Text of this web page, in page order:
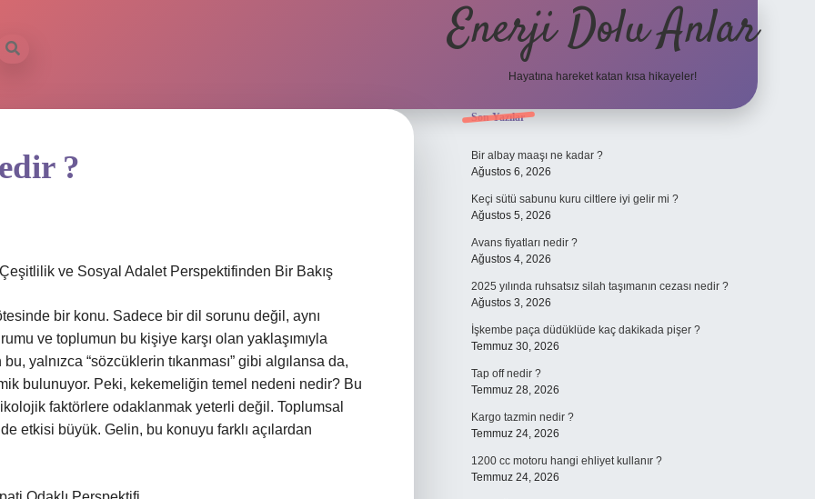
Enerji Dolu Anlar
Hayatına hareket katan kısa hikayeler!
?
ve Sosyal Adalet Perspektifinden Bir Bakış
bir konu. Sadece bir dil sorunu değil, aynı
ve toplumun bu kişiye karşı olan yaklaşımıyla
yalnızca “sözcüklerin tıkanması” gibi algılansa da,
bulunuyor. Peki, kekemeliğin temel nedeni nedir? Bu
faktörlere odaklanmak yeterli değil. Toplumsal
etkisi büyük. Gelin, bu konuyu farklı açılardan
Sidebar
Son Yazılar
Bir albay maaşı ne kadar ?
Ağustos 6, 2026
Keçi sütü sabunu kuru ciltlere iyi gelir mi ?
Ağustos 5, 2026
Avans fiyatları nedir ?
Ağustos 4, 2026
2025 yılında ruhsatsız silah taşımanın cezası nedir ?
Ağustos 3, 2026
İşkembe paça düdüklüde kaç dakikada pişer ?
Temmuz 30, 2026
Tap off nedir ?
Temmuz 28, 2026
Kargo tazmin nedir ?
Temmuz 24, 2026
1200 cc motoru hangi ehliyet kullanır ?
Temmuz 24, 2026